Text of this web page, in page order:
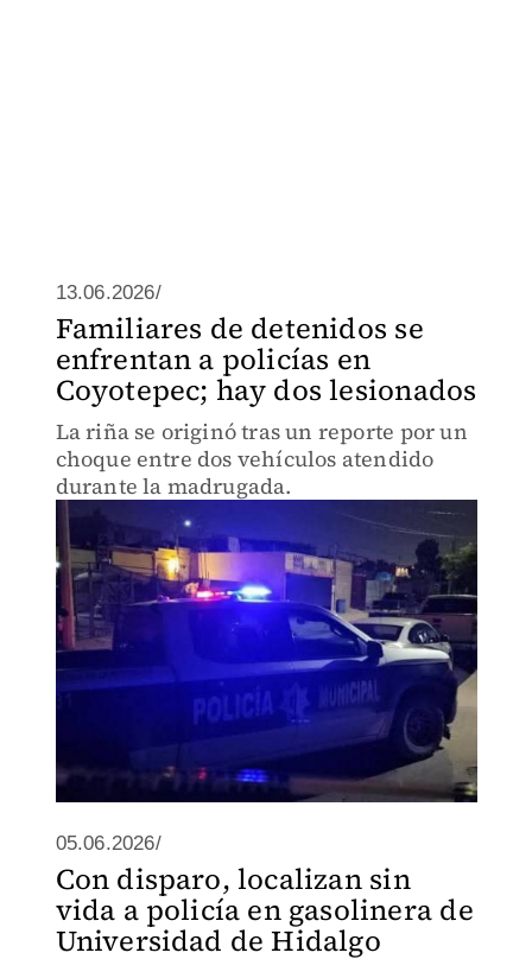
13.06.2026/
Familiares de detenidos se
enfrentan a policías en
Coyotepec; hay dos lesionados
La riña se originó tras un reporte por un
choque entre dos vehículos atendido
durante la madrugada.
05.06.2026/
Con disparo, localizan sin
vida a policía en gasolinera de
Universidad de Hidalgo